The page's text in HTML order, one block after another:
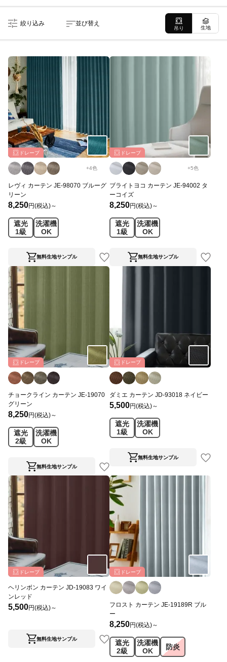
絞り込み 並び替え
吊り 生地
ドレープ
+4色
レヴィ カーテン JE-98070 ブルーグ
リーン
8,250円(税込)～
遮光
1級
洗濯機
OK
無料生地サンプル
ドレープ
+5色
ブライトヨコ カーテン JE-94002 タ
ーコイズ
8,250円(税込)～
遮光
1級
洗濯機
OK
無料生地サンプル
ドレープ
チョークライン カーテン JE-19070
グリーン
8,250円(税込)～
遮光
2級
洗濯機
OK
無料生地サンプル
ドレープ
ダミエ カーテン JD-93018 ネイビー
5,500円(税込)～
遮光
1級
洗濯機
OK
無料生地サンプル
ドレープ
ヘリンボン カーテン JD-19083 ワイ
ンレッド
5,500円(税込)～
無料生地サンプル
ドレープ
フロスト カーテン JE-19189R ブル
ー
8,250円(税込)～
遮光
2級
洗濯機
OK
防炎